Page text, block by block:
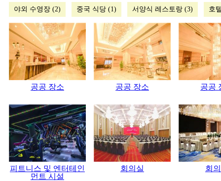
야외 수영장 (2) 중국 식당 (1) 서양식 레스토랑 (3) 호
공공 장소 공공 장소 공공
피트니스 및 엔터테인
먼트 시설
회의실 회